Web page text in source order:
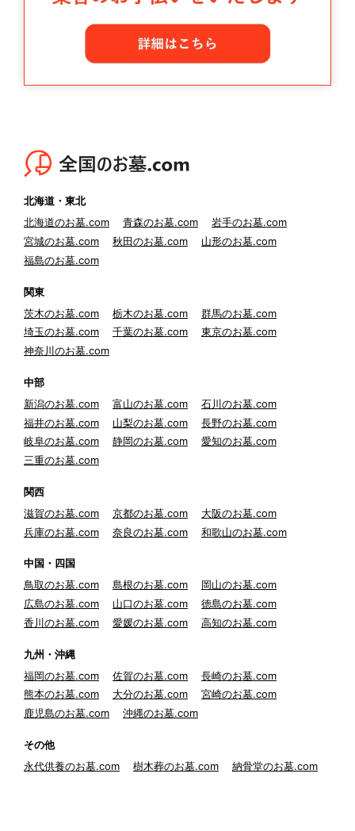
北海道・東北
北海道のお墓.com
青森のお墓.com
岩手のお墓.com
宮城のお墓.com
秋田のお墓.com
山形のお墓.com
福島のお墓.com
関東
茨木のお墓.com
栃木のお墓.com
群馬のお墓.com
埼玉のお墓.com
千葉のお墓.com
東京のお墓.com
神奈川のお墓.com
中部
新潟のお墓.com
富山のお墓.com
石川のお墓.com
福井のお墓.com
山梨のお墓.com
長野のお墓.com
岐阜のお墓.com
静岡のお墓.com
愛知のお墓.com
三重のお墓.com
関西
滋賀のお墓.com
京都のお墓.com
大阪のお墓.com
兵庫のお墓.com
奈良のお墓.com 和歌山のお墓.com
中国・四国
鳥取のお墓.com
島根のお墓.com
岡山のお墓.com
広島のお墓.com
山口のお墓.com
徳島のお墓.com
香川のお墓.com
愛媛のお墓.com 高知のお墓.com
九州・沖縄
福岡のお墓.com
佐賀のお墓.com
長崎のお墓.com
熊本のお墓.com
大分のお墓.com
宮崎のお墓.com
鹿児島のお墓.com
沖縄のお墓.com
その他
永代供養のお墓.com
樹木葬のお墓.com 納骨堂のお墓.com